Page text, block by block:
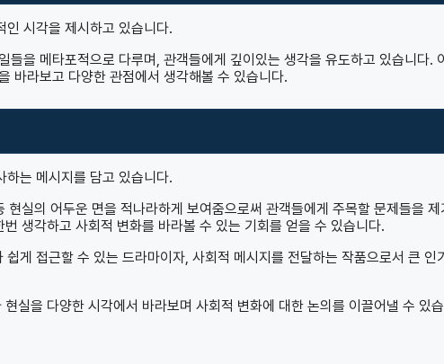
시각을 제시하고 있습니다.
을 메타포적으로 다루며, 관객들에게 깊이있는 생각을 유도하고 있습니다.
바라보고 다양한 관점에서 생각해볼 수 있습니다.
는 메시지를 담고 있습니다.
실의 어두운 면을 적나라하게 보여줌으로써 관객들에게 주목할 문제들을 제
생각하고 사회적 변화를 바라볼 수 있는 기회를 얻을 수 있습니다.
게 접근할 수 있는 드라마이자, 사회적 메시지를 전달하는 작품으로서 큰 인
실을 다양한 시각에서 바라보며 사회적 변화에 대한 논의를 이끌어낼 수 있습